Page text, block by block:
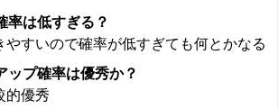
率は低すぎる？
すいので確率が低すぎても何とかなる
ップ確率は優秀か？
的優秀